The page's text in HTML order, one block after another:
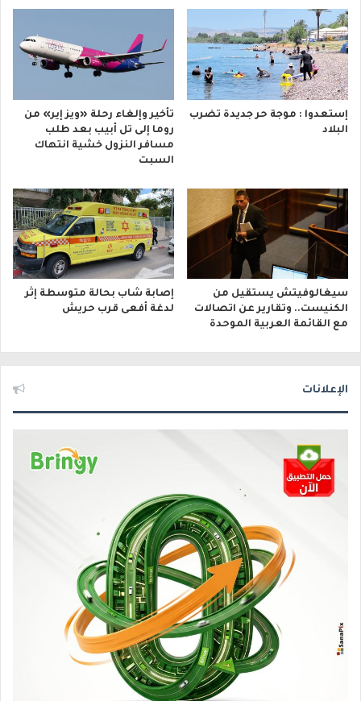
إستعدوا : موجة حر جديدة تضرب
البلاد
تأخير وإلغاء رحلة «ويز إير» من
روما إلى تل أبيب بعد طلب
مسافر النزول خشية انتهاك
السبت
سيغالوفيتش يستقيل من
الكنيست.. وتقارير عن اتصالات
مع القائمة العربية الموحدة
إصابة شاب بحالة متوسطة إثر
لدغة أفعى قرب حريش
الإعلانات